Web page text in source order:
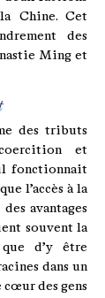
Chine. Cet
des
Ming et
des tributs
et
fonctionnait
l’accès à la
avantages
souvent la
d’y être
dans un
des gens